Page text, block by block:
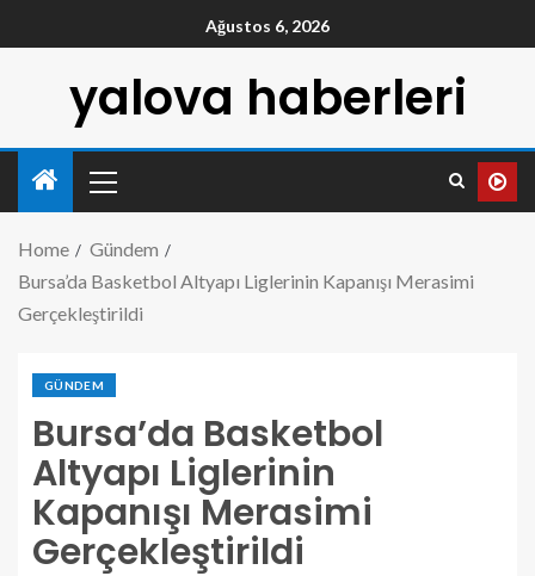
Ağustos 6, 2026
yalova haberleri
Home
Gündem
Bursa’da Basketbol Altyapı Liglerinin Kapanışı Merasimi
Gerçekleştirildi
GÜNDEM
Bursa’da Basketbol
Altyapı Liglerinin
Kapanışı Merasimi
Gerçekleştirildi